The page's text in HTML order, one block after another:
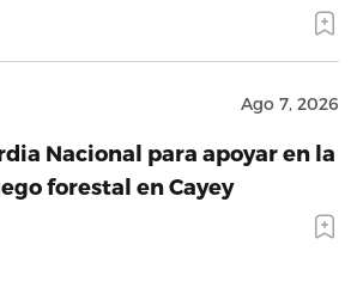
Ago 7, 2026
Nacional para apoyar en la
forestal en Cayey